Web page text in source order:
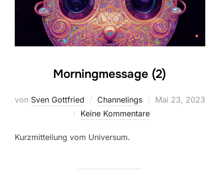
Morningmessage (2)
von Sven Gottfried Channelings
Veröffentlicht
Mai 23, 2023
Keine Kommentare
Kurzmitteilung vom Universum.